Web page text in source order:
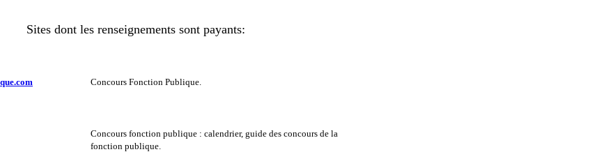
Sites dont les renseignements sont payants:
Concours Fonction Publique.
Concours fonction publique : calendrier, guide des concours de la
fonction publique.